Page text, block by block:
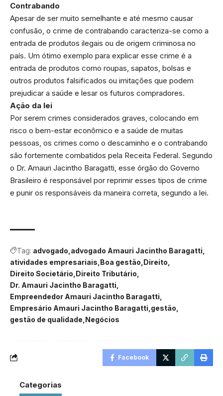
Contrabando
Apesar de ser muito semelhante e até mesmo causar
confusão, o crime de contrabando caracteriza-se como a
entrada de produtos ilegais ou de origem criminosa no
país. Um ótimo exemplo para explicar esse crime é a
entrada de produtos como roupas, sapatos, bolsas e
outros produtos falsificados ou imitações que podem
prejudicar a saúde e lesar os futuros compradores.
Ação da lei
Por serem crimes considerados graves, colocando em
risco o bem-estar econômico e a saúde de muitas
pessoas, os crimes como o descaminho e o contrabando
são fortemente combatidos pela Receita Federal. Segundo
o Dr. Amauri Jacintho Baragatti, esse órgão do Governo
Brasileiro é responsável por reprimir esses tipos de crime
e punir os responsáveis da maneira correta, segundo a lei.
Tag: advogado advogado Amauri Jacintho Baragatti
atividades empresariais Boa gestão Direito
Direito Societário Direito Tributário
Dr. Amauri Jacintho Baragatti
Empreendedor Amauri Jacintho Baragatti
Empresário Amauri Jacintho Baragatti gestão
gestão de qualidade Negócios
Facebook
Categorias